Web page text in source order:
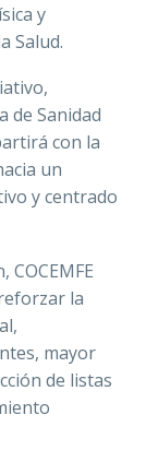
y
Salud.
de Sanidad
con la
un
y centrado
la
mayor
de listas